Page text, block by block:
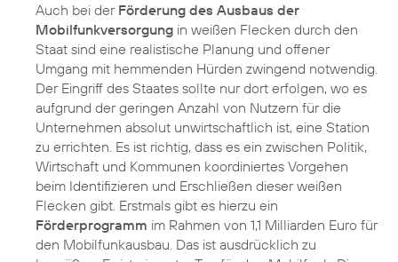
Auch bei der Förderung des Ausbaus der
Mobilfunkversorgung in weißen Flecken durch den
Staat sind eine realistische Planung und offener
Umgang mit hemmenden Hürden zwingend notwendig.
Der Eingriff des Staates sollte nur dort erfolgen, wo es
aufgrund der geringen Anzahl von Nutzern für die
Unternehmen absolut unwirtschaftlich ist, eine Station
zu errichten. Es ist richtig, dass es ein zwischen Politik,
Wirtschaft und Kommunen koordiniertes Vorgehen
beim Identifizieren und Erschließen dieser weißen
Flecken gibt. Erstmals gibt es hierzu ein
Förderprogramm im Rahmen von 1,1 Milliarden Euro für
den Mobilfunkausbau. Das ist ausdrücklich zu